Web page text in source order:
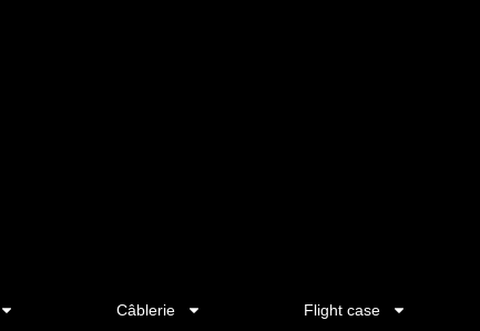
Câblerie Flight case